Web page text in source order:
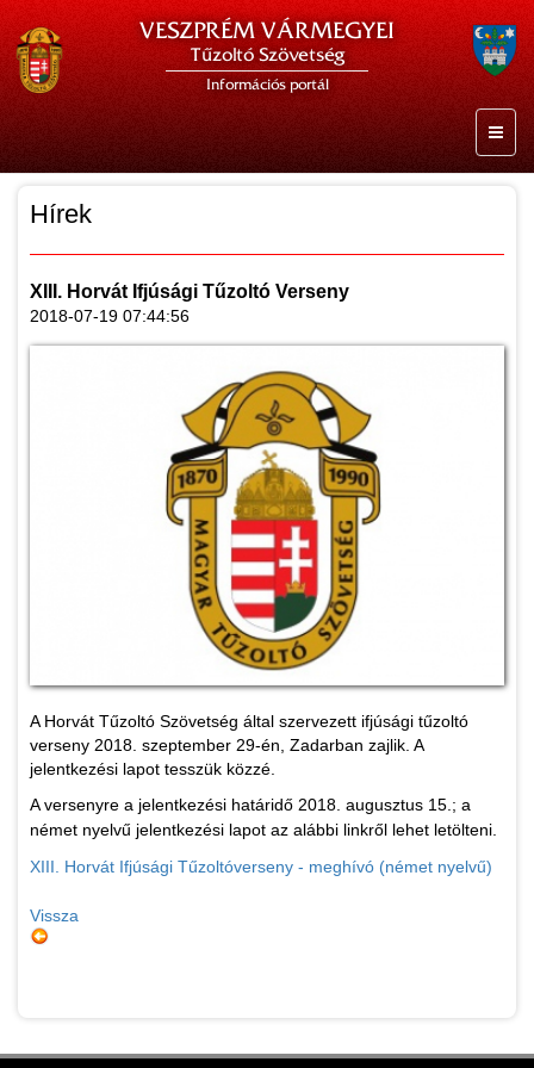
VESZPRÉM VÁRMEGYEI
Tűzoltó Szövetség
Információs portál
Hírek
XIII. Horvát Ifjúsági Tűzoltó Verseny
2018-07-19 07:44:56
A Horvát Tűzoltó Szövetség által szervezett ifjúsági tűzoltó
verseny 2018. szeptember 29-én, Zadarban zajlik. A
jelentkezési lapot tesszük közzé.
A versenyre a jelentkezési határidő 2018. augusztus 15.; a
német nyelvű jelentkezési lapot az alábbi linkről lehet letölteni.
XIII. Horvát Ifjúsági Tűzoltóverseny - meghívó (német nyelvű)
Vissza